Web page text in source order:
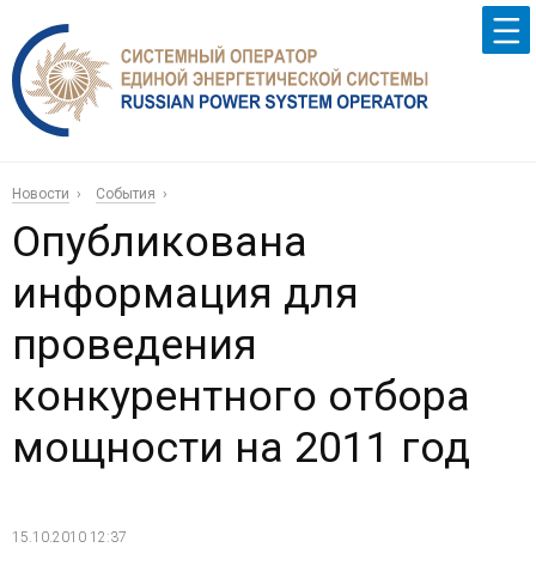
Новости События
Опубликована
информация для
проведения
конкурентного отбора
мощности на 2011 год
15.10.2010 12:37